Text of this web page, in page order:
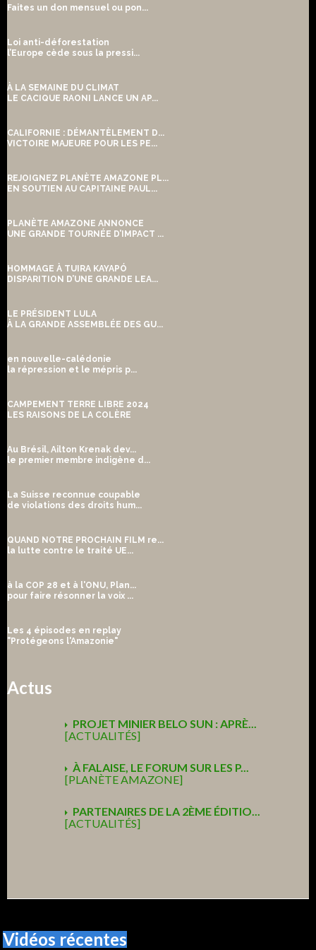
Faites un don mensuel ou pon...
Loi anti-déforestation
l’Europe cède sous la pressi...
À LA SEMAINE DU CLIMAT
LE CACIQUE RAONI LANCE UN AP...
CALIFORNIE : DÉMANTÈLEMENT D...
VICTOIRE MAJEURE POUR LES PE...
REJOIGNEZ PLANÈTE AMAZONE PL...
EN SOUTIEN AU CAPITAINE PAUL...
PLANÈTE AMAZONE ANNONCE
UNE GRANDE TOURNÉE D’IMPACT ...
HOMMAGE À TUIRA KAYAPÓ
DISPARITION D’UNE GRANDE LEA...
LE PRÉSIDENT LULA
À LA GRANDE ASSEMBLÉE DES GU...
en nouvelle-calédonie
la répression et le mépris p...
CAMPEMENT TERRE LIBRE 2024
LES RAISONS DE LA COLÈRE
Au Brésil, Ailton Krenak dev...
le premier membre indigène d...
La Suisse reconnue coupable
de violations des droits hum...
QUAND NOTRE PROCHAIN FILM re...
la lutte contre le traité UE...
à la COP 28 et à l'ONU, Plan...
pour faire résonner la voix ...
Les 4 épisodes en replay
"Protégeons l'Amazonie"
Actus
PROJET MINIER BELO SUN : APRÈ...
[ACTUALITÉS]
À FALAISE, LE FORUM SUR LES P...
[PLANÈTE AMAZONE]
PARTENAIRES DE LA 2ÈME ÉDITIO...
[ACTUALITÉS]
Vidéos récentes